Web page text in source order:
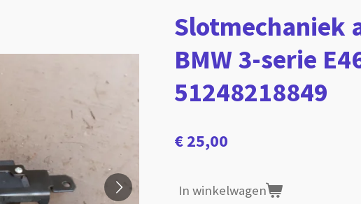
Slotmechaniek
BMW 3-serie
51248218849
€ 25,00
In winkelwagen